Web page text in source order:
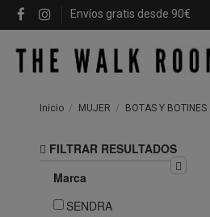
Envíos gratis desde 90€
Inicio MUJER BOTAS Y BOTINES
FILTRAR RESULTADOS
Marca
SENDRA